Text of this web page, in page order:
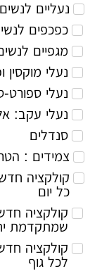
נעליים לנשים
כפכפים לנשים:
מגפיים לנשים:
נעלי מוקסין
נעלי ספורט-
נעלי עקב:
סנדלים
צמידים :
קולקציה חדשה
שמתקדמת יחד
קולקציה חדשה
לכל גוף